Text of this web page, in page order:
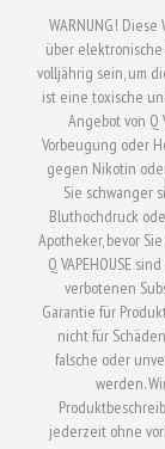
WARNUNG!
über
volljährig sein, um
ist eine toxische
Angebot von Q
Vorbeugung oder
gegen Nikotin
Sie schwanger
Bluthochdruck
Apotheker, bevor
Q VAPEHOUSE
verbotenen
Garantie für
nicht für
falsche oder
werden.
jederzeit ohne